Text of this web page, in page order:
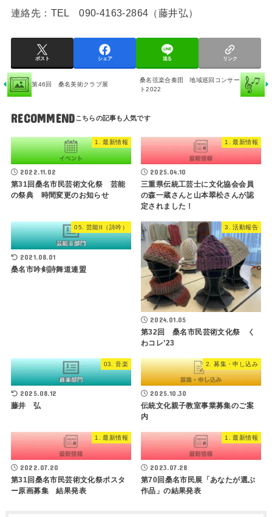
連絡先：TEL 090-4163-2864（藤井弘）
ポスト シェア 送る リンク
第46回 桑名美術クラブ展
桑名弦楽合奏団 地域巡回コンサー
ト2022
RECOMMEND
1. 最新情報
2022.11.02
第31回桑名市民芸術文化祭 芸能
の祭典 時間変更のお知らせ
1. 最新情報
2025.04.10
三重県伝統工芸士に文化協会会員
の森一蔵さんと山本翠松さんが認
定されました！
05. 芸能II（詩吟）
2021.08.01
桑名市吟剣詩舞道連盟
3. 活動報告
2024.01.05
第32回 桑名市民芸術文化祭 く
わコレ’23
03. 音楽
2025.08.12
藤井 弘
2. 募集・申し込み
2025.10.30
伝統文化親子教室事業募集のご案
内
1. 最新情報
2022.07.20
第31回桑名市民芸術文化祭ポスタ
ー原画募集 結果発表
1. 最新情報
2023.07.28
第70回桑名市民展「あなたが選ぶ
作品」の結果発表